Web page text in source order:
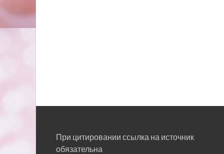
При цитировании ссылка на источник
обязательна